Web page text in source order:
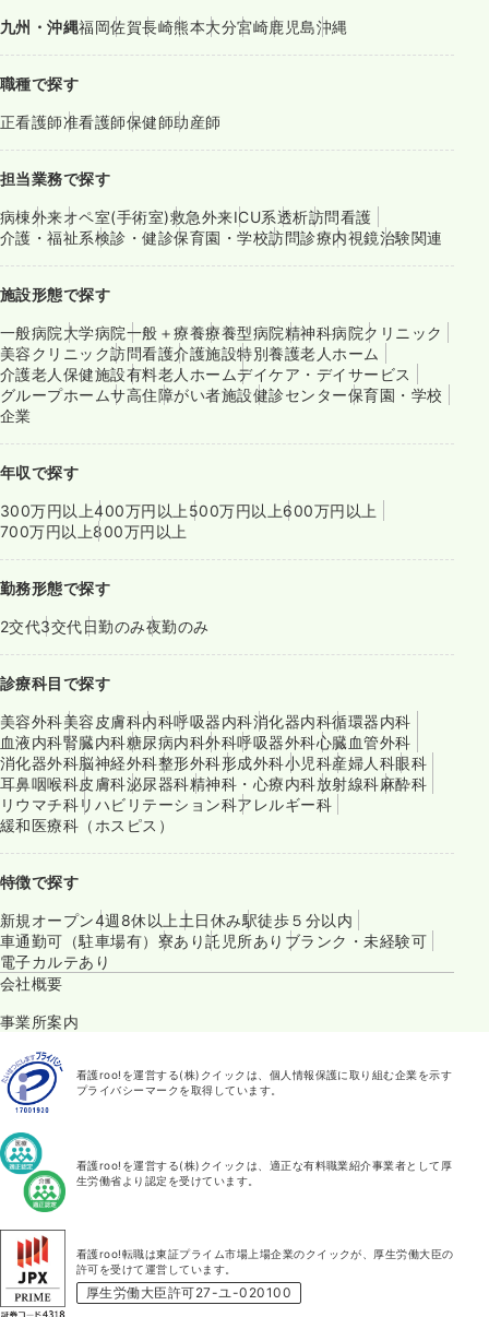
九州・沖縄福岡佐賀長崎熊本大分宮崎鹿児島沖縄
職種で探す
正看護師准看護師保健師助産師
担当業務で探す
病棟外来オペ室(手術室)救急外来ICU系透析訪問看護
介護・福祉系検診・健診保育園・学校訪問診療内視鏡治験関連
施設形態で探す
一般病院大学病院一般＋療養療養型病院精神科病院クリニック
美容クリニック訪問看護介護施設特別養護老人ホーム
介護老人保健施設有料老人ホームデイケア・デイサービス
グループホームサ高住障がい者施設健診センター保育園・学校
企業
年収で探す
300万円以上400万円以上 500万円以上600万円以上
700万円以上800万円以上
勤務形態で探す
2交代3交代日勤のみ夜勤のみ
診療科目で探す
美容外科美容皮膚科内科呼吸器内科消化器内科循環器内科
血液内科腎臓内科糖尿病内科外科呼吸器外科心臓血管外科
消化器外科脳神経外科整形外科形成外科小児科産婦人科眼科
耳鼻咽喉科皮膚科泌尿器科精神科・心療内科放射線科麻酔科
リウマチ科リハビリテーション科アレルギー科
緩和医療科（ホスピス）
特徴で探す
新規オープン4週8休以上 土日休み駅徒歩５分以内
車通勤可（駐車場有） 寮あり託児所あり ブランク・未経験可
電子カルテあり
会社概要
事業所案内
看護roo!を運営する(株)クイックは、個人情報保護に取り組む企業を示す
プライバシーマークを取得しています。
看護roo!を運営する(株)クイックは、適正な有料職業紹介事業者として厚
生労働省より認定を受けています。
看護roo!転職は東証プライム市場上場企業のクイックが、厚生労働大臣の
許可を受けて運営しています。
厚生労働大臣許可27-ユ-020100